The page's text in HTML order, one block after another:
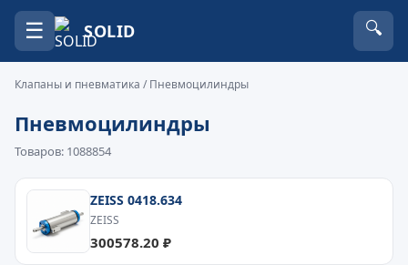
☰ SOLID 🔍
Клапаны и пневматика / Пневмоцилиндры
Пневмоцилиндры
Товаров: 1088854
ZEISS 0418.634
ZEISS
300578.20 ₽